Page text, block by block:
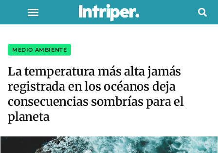
MEDIO AMBIENTE
La temperatura más alta jamás
registrada en los océanos deja
consecuencias sombrías para el
planeta